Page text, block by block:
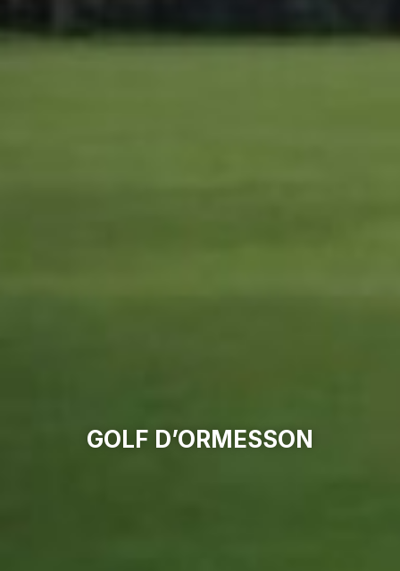
GOLF D’ORMESSON